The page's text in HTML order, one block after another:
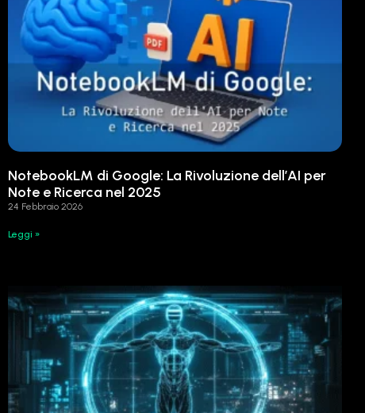
NotebookLM di Google: La Rivoluzione dell’AI per
Note e Ricerca nel 2025
24 Febbraio 2026
Leggi »